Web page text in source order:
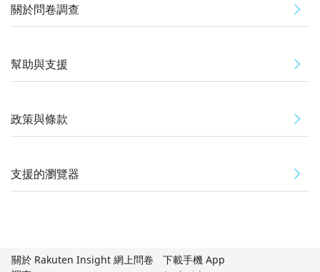
關於問卷調查
幫助與支援
政策與條款
支援的瀏覽器
關於 Rakuten Insight 網上問卷
下載手機 App